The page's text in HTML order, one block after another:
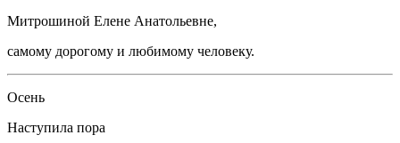
Митрошиной Елене Анатольевне,
самому дорогому и любимому человеку.
Осень
Наступила пора